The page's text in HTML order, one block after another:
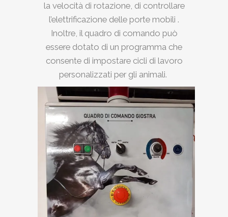
la velocità di rotazione, di controllare
l’elettrificazione delle porte mobili .
Inoltre, il quadro di comando può
essere dotato di un programma che
consente di impostare cicli di lavoro
personalizzati per gli animali.